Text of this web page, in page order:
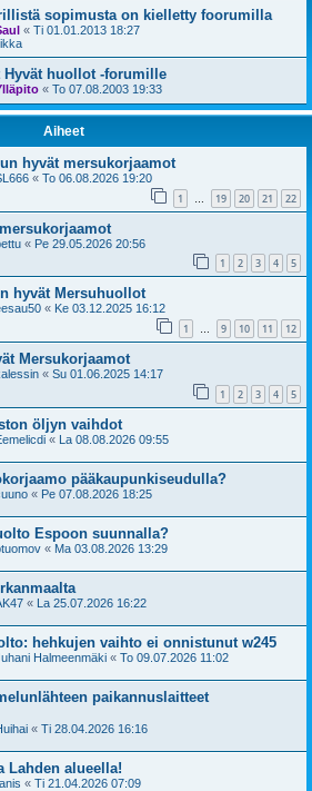
sopimusta on kielletty foorumilla
« Ti 01.01.2013 18:27
Hyvät huollot -forumille
« To 07.08.2003 19:33
Aiheet
hyvät mersukorjaamot
« To 06.08.2026 19:20
1 … 19 20 21 22
« Pe 29.05.2026 20:56
1 2 3 4 5
hyvät Mersuhuollot
« Ke 03.12.2025 16:12
1 … 9 10 11 12
Mersukorjaamot
« Su 01.06.2025 14:17
1 2 3 4 5
öljyn vaihdot
« La 08.08.2026 09:55
pääkaupunkiseudulla?
« Pe 07.08.2026 18:25
Espoon suunnalla?
« Ma 03.08.2026 13:29
« La 25.07.2026 16:22
hehkujen vaihto ei onnistunut w245
Halmeenmäki « To 09.07.2026 11:02
paikannuslaitteet
« Ti 28.04.2026 16:16
Lahden alueella!
« Ti 21.04.2026 07:09